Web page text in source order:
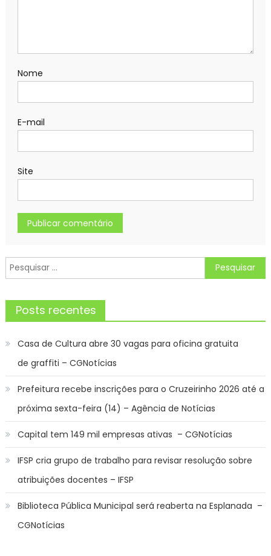
Nome
E-mail
Site
Pesquisar
por:
Posts recentes
Casa de Cultura abre 30 vagas para oficina gratuita
de graffiti – CGNotícias
Prefeitura recebe inscrições para o Cruzeirinho 2026 até a
próxima sexta-feira (14) – Agência de Notícias
Capital tem 149 mil empresas ativas – CGNotícias
IFSP cria grupo de trabalho para revisar resolução sobre
atribuições docentes – IFSP
Biblioteca Pública Municipal será reaberta na Esplanada –
CGNotícias